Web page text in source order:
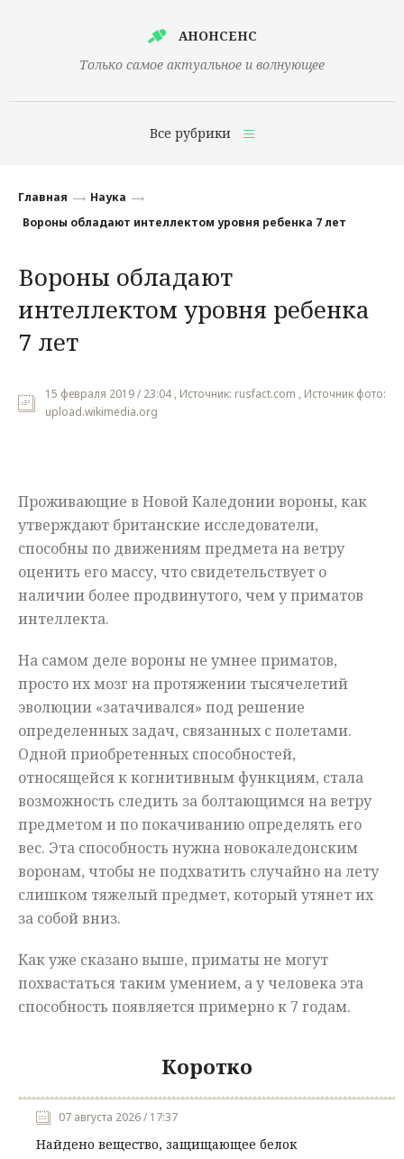
АНОНСЕНС
Только самое актуальное и волнующее
Все рубрики
Финансы
Наука
Культура
Политика
Главная
Наука
Вороны обладают интеллектом уровня ребенка 7 лет
Вороны обладают
интеллектом уровня ребенка
7 лет
15 февраля 2019 / 23:04 , Источник: rusfact.com , Источник фото:
upload.wikimedia.org
Проживающие в Новой Каледонии вороны, как
утверждают британские исследователи,
способны по движениям предмета на ветру
оценить его массу, что свидетельствует о
наличии более продвинутого, чем у приматов
интеллекта.
На самом деле вороны не умнее приматов,
просто их мозг на протяжении тысячелетий
эволюции «затачивался» под решение
определенных задач, связанных с полетами.
Одной приобретенных способностей,
относящейся к когнитивным функциям, стала
возможность следить за болтающимся на ветру
предметом и по покачиванию определять его
вес. Эта способность нужна новокаледонским
воронам, чтобы не подхватить случайно на лету
слишком тяжелый предмет, который утянет их
за собой вниз.
Как уже сказано выше, приматы не могут
похвастаться таким умением, а у человека эта
способность появляется примерно к 7 годам.
Коротко
07 августа 2026 / 17:37
Найдено вещество, защищающее белок